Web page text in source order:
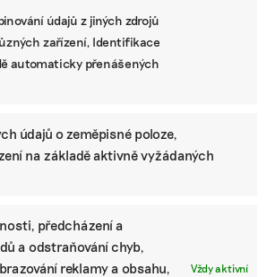
údajů z jiných zdrojů
zařízení, Identifikace
automaticky přenášených
údajů o zeměpisné poloze,
na základě aktivně vyžádaných
předcházení a
a odstraňování chyb,
reklamy a obsahu,
Vždy aktivní
startuje tento týden